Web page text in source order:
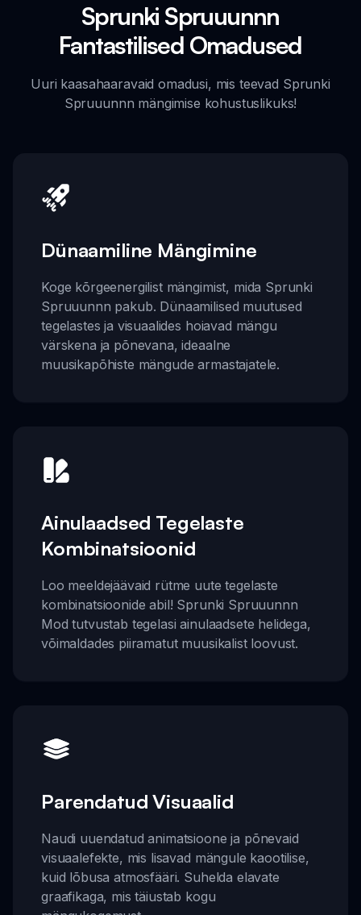
Sprunki Spruuunnn
Fantastilised Omadused
Uuri kaasahaaravaid omadusi, mis teevad Sprunki
Spruuunnn mängimise kohustuslikuks!
Dünaamiline Mängimine
Koge kõrgeenergilist mängimist, mida Sprunki
Spruuunnn pakub. Dünaamilised muutused
tegelastes ja visuaalides hoiavad mängu
värskena ja põnevana, ideaalne
muusikapõhiste mängude armastajatele.
Ainulaadsed Tegelaste
Kombinatsioonid
Loo meeldejäävaid rütme uute tegelaste
kombinatsioonide abil! Sprunki Spruuunnn
Mod tutvustab tegelasi ainulaadsete helidega,
võimaldades piiramatut muusikalist loovust.
Parendatud Visuaalid
Naudi uuendatud animatsioone ja põnevaid
visuaalefekte, mis lisavad mängule kaootilise,
kuid lõbusa atmosfääri. Suhelda elavate
graafikaga, mis täiustab kogu